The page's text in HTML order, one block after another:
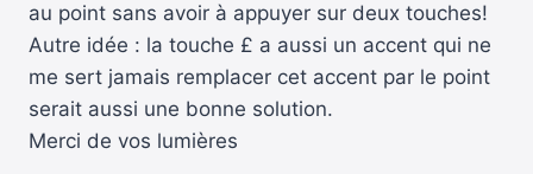
au point sans avoir à appuyer sur deux touches!
Autre idée : la touche £ a aussi un accent qui ne
me sert jamais remplacer cet accent par le point
serait aussi une bonne solution.
Merci de vos lumières